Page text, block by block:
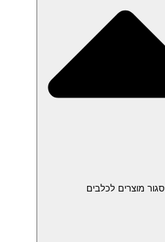
סגור מוצרים לכלבים